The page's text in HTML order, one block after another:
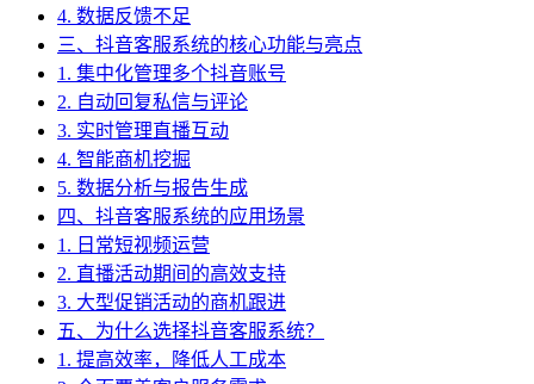
4. 数据反馈不足
三、抖音客服系统的核心功能与亮点
1. 集中化管理多个抖音账号
2. 自动回复私信与评论
3. 实时管理直播互动
4. 智能商机挖掘
5. 数据分析与报告生成
四、抖音客服系统的应用场景
1. 日常短视频运营
2. 直播活动期间的高效支持
3. 大型促销活动的商机跟进
五、为什么选择抖音客服系统？
1. 提高效率，降低人工成本